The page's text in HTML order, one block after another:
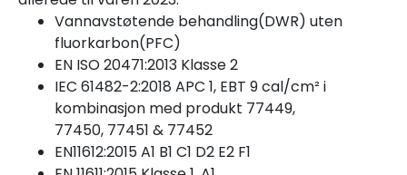
Vannavstøtende behandling(DWR) uten
fluorkarbon(PFC)
EN ISO 20471:2013 Klasse 2
IEC 61482-2:2018 APC 1, EBT 9 cal/cm² i
kombinasjon med produkt 77449,
77450, 77451 & 77452
EN11612:2015 A1 B1 C1 D2 E2 F1